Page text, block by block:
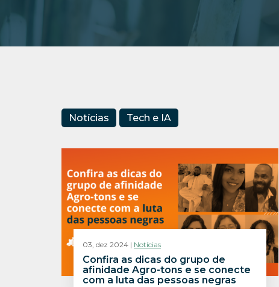
Notícias Tech e IA
03, dez 2024 | Notícias
Confira as dicas do grupo de
afinidade Agro-tons e se conecte
com a luta das pessoas negras